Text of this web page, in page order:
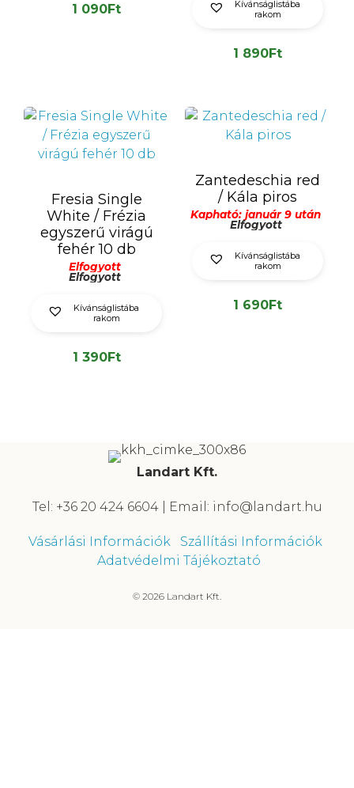
1 090Ft
Kívánságlistába
rakom
1 890Ft
Fresia Single
White / Frézia
egyszerű virágú
fehér 10 db
Elfogyott
Elfogyott
Kívánságlistába
rakom
1 390Ft
Zantedeschia red
/ Kála piros
Kapható: január 9 után
Elfogyott
Kívánságlistába
rakom
1 690Ft
Landart Kft.
Tel: +36 20 424 6604 | Email: info@landart.hu
Vásárlási Információk
Szállítási Információk
Adatvédelmi Tájékoztató
© 2026 Landart Kft.